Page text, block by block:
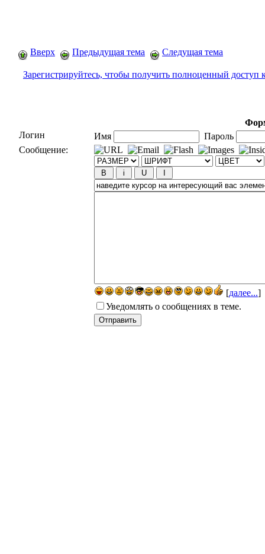
Вверх Предыдущая тема Следущая тема
Зарегистрируйтесь, чтобы получить полноценный доступ
Логин
Имя
Пароль
Сообщение:
[далее...]
Уведомлять о сообщениях в теме.